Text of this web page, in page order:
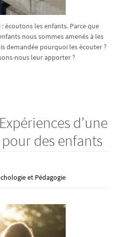
écoutons les enfants. Parce que
nous sommes amenés à les
demandée pourquoi les écouter ?
nous leur apporter ?
d’une
des enfants
et Pédagogie